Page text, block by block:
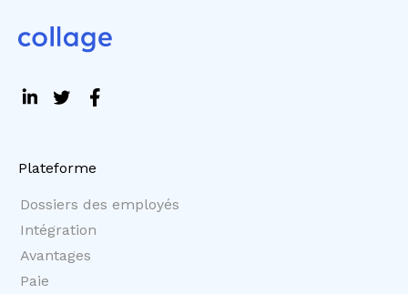
Plateforme
Dossiers des employés
Intégration
Avantages
Paie